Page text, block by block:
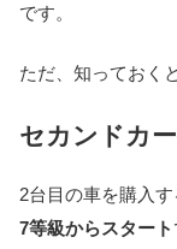
です。
ただ、知っておく
セカンドカー
2台目の車を購入
7等級からスタート